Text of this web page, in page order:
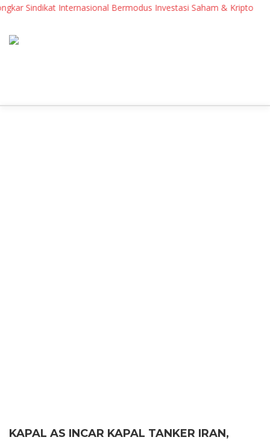
Sindikat Internasional Bermodus Investasi Saham & Kripto
KAPAL AS INCAR KAPAL TANKER IRAN,